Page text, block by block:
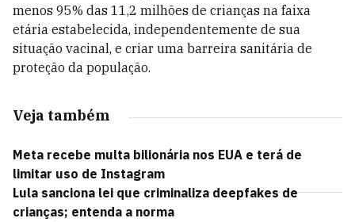
menos 95% das 11,2 milhões de crianças na faixa
etária estabelecida, independentemente de sua
situação vacinal, e criar uma barreira sanitária de
proteção da população.
Veja também
Meta recebe multa bilionária nos EUA e terá de
limitar uso de Instagram
Lula sanciona lei que criminaliza deepfakes de
crianças; entenda a norma